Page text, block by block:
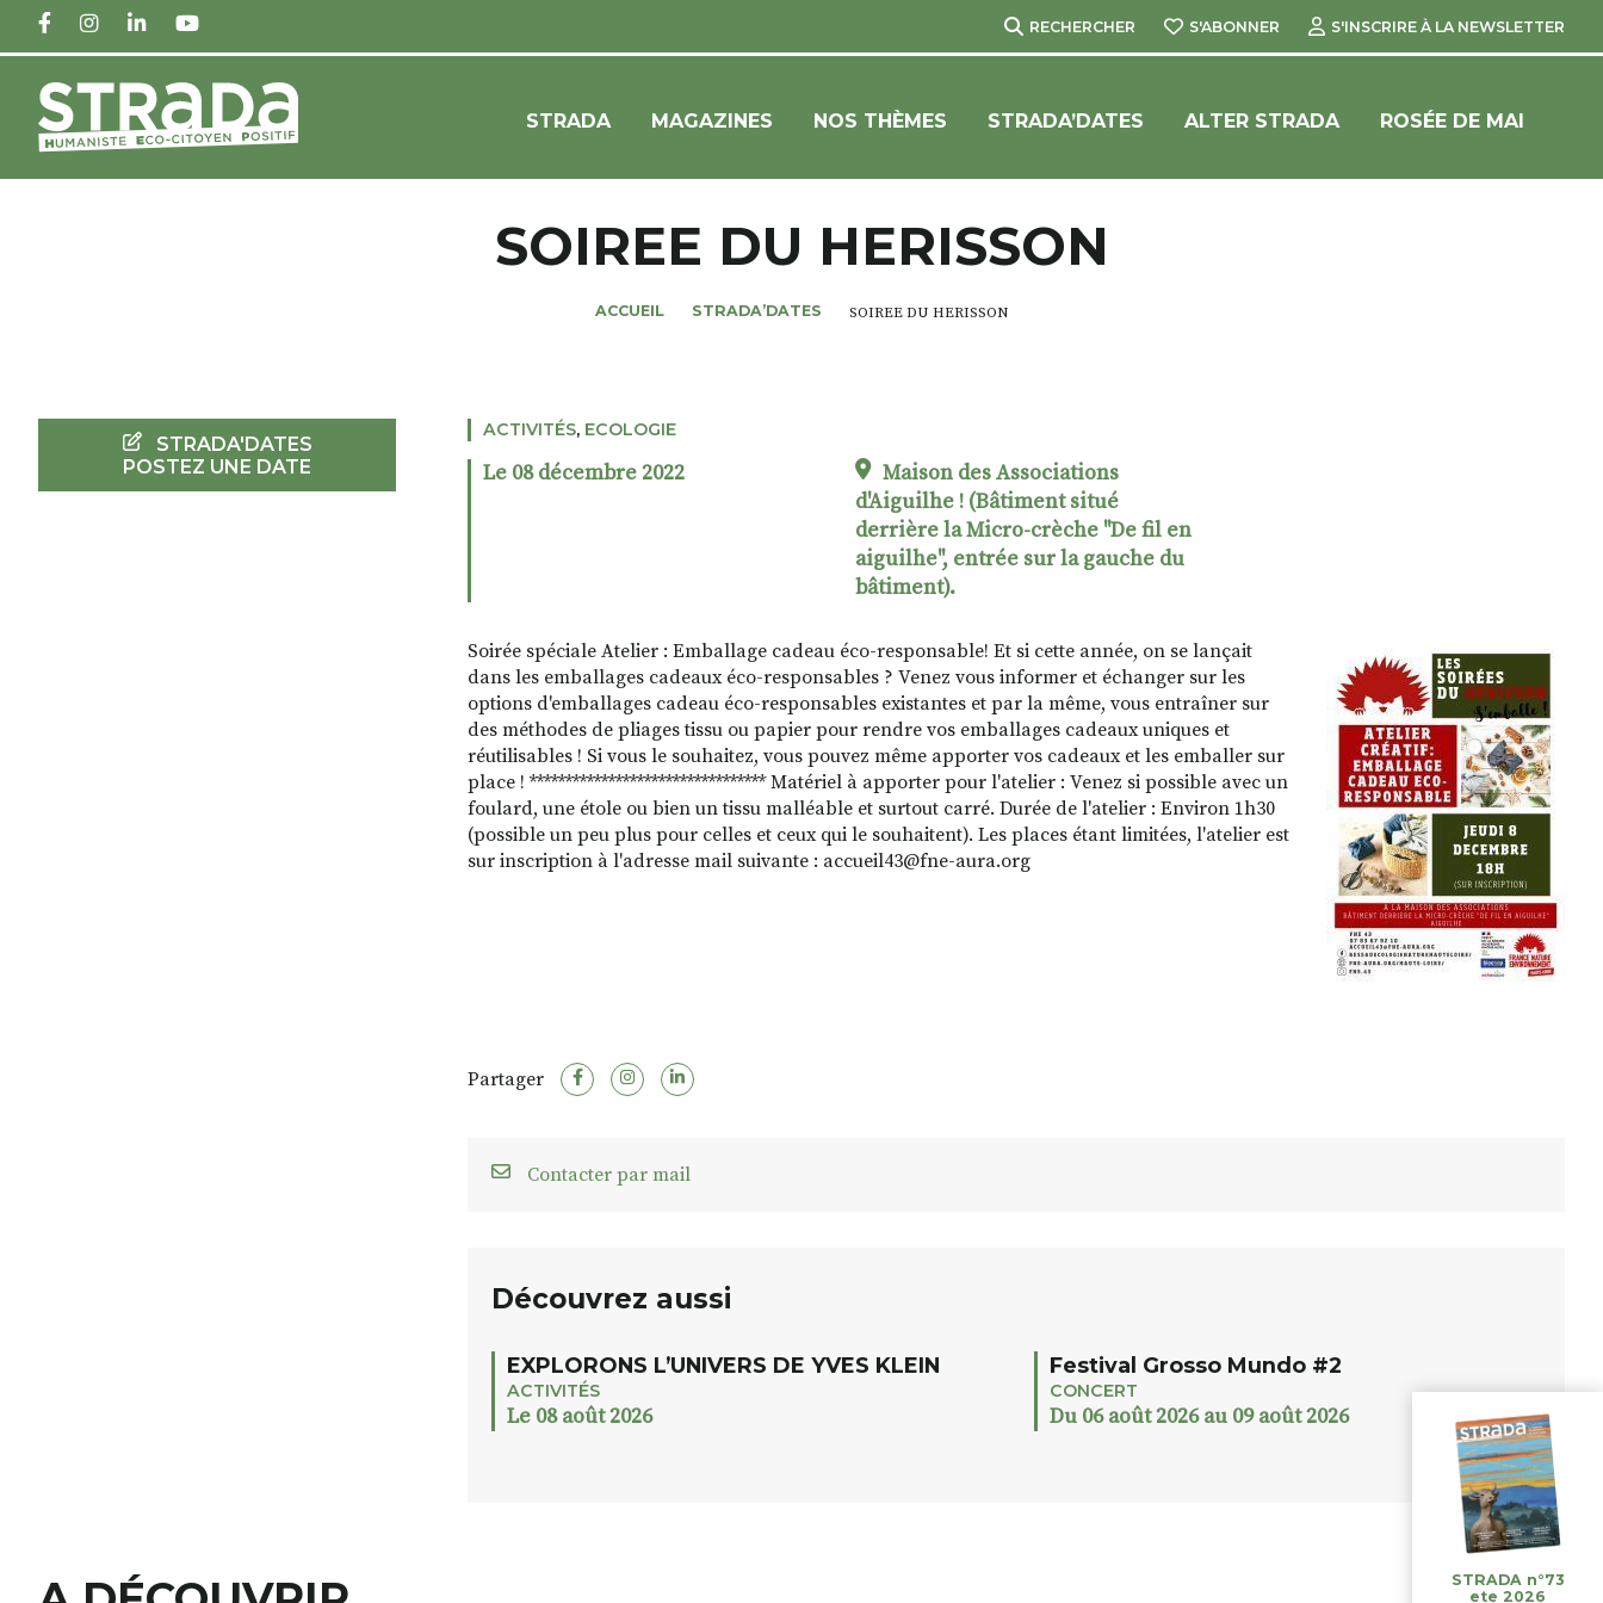
FACEBOOKINSTAGRAM
LINKEDINYOUTUBE RECHERCHER S'ABONNER S'INSCRIRE À LA NEWSLETTER
STRADA MAGAZINES NOS THÈMES STRADA’DATES ALTER STRADA ROSÉE DE MAI
SOIREE DU HERISSON
ACCUEIL STRADA’DATES SOIREE DU HERISSON
ACTIVITÉS, ECOLOGIE
Le 08 décembre 2022
Maison des Associations
d'Aiguilhe ! (Bâtiment situé
derrière la Micro-crèche "De fil en
aiguilhe", entrée sur la gauche du
bâtiment).
Soirée spéciale Atelier : Emballage cadeau éco-responsable! Et si cette année, on se lançait
dans les emballages cadeaux éco-responsables ? Venez vous informer et échanger sur les
options d'emballages cadeau éco-responsables existantes et par la même, vous entraîner sur
des méthodes de pliages tissu ou papier pour rendre vos emballages cadeaux uniques et
réutilisables ! Si vous le souhaitez, vous pouvez même apporter vos cadeaux et les emballer sur
place ! ********************************* Matériel à apporter pour l'atelier : Venez si possible avec un
foulard, une étole ou bien un tissu malléable et surtout carré. Durée de l'atelier : Environ 1h30
(possible un peu plus pour celles et ceux qui le souhaitent). Les places étant limitées, l'atelier est
sur inscription à l'adresse mail suivante : accueil43@fne-aura.org
Partager
Contacter par mail
Découvrez aussi
EXPLORONS L’UNIVERS DE YVES KLEIN
ACTIVITÉS
Le 08 août 2026
Festival Grosso Mundo #2
CONCERT
Du 06 août 2026 au 09 août 2026
STRADA'DATES
POSTEZ UNE DATE
STRADA n°73
ete 2026